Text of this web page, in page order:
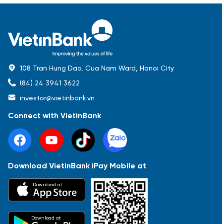
Báo cáo tài chính Thông tin giao dịch
Sự kiện
108 Tran Hung Dao, Cua Nam Ward, Hanoi City
(84) 24 3941 3622
investor@vietinbank.vn
Connect with VietinBank
Download VietinBank iPay Mobile at
Download at
Download at